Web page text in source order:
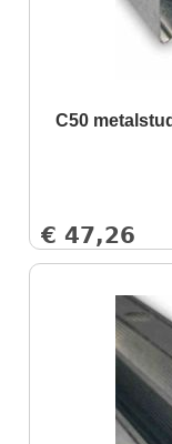
C50
€ 47,26